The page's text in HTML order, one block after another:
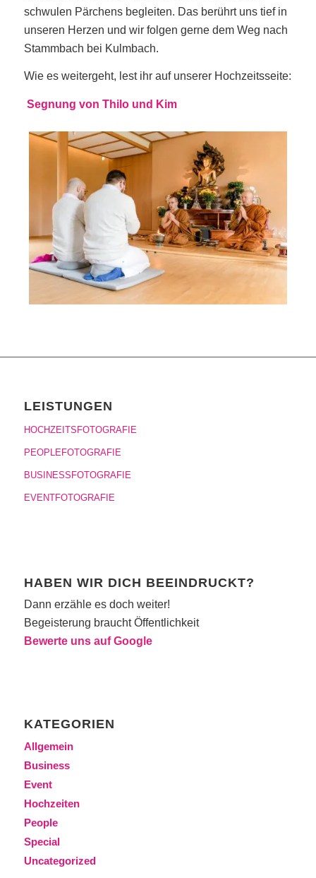
schwulen Pärchens begleiten. Das berührt uns tief in
unseren Herzen und wir folgen gerne dem Weg nach
Stammbach bei Kulmbach.
Wie es weitergeht, lest ihr auf unserer Hochzeitsseite:
Segnung von Thilo und Kim
LEISTUNGEN
HOCHZEITSFOTOGRAFIE
PEOPLEFOTOGRAFIE
BUSINESSFOTOGRAFIE
EVENTFOTOGRAFIE
HABEN WIR DICH BEEINDRUCKT?
Dann erzähle es doch weiter!
Begeisterung braucht Öffentlichkeit
Bewerte uns auf Google
KATEGORIEN
Allgemein
Business
Event
Hochzeiten
People
Special
Uncategorized